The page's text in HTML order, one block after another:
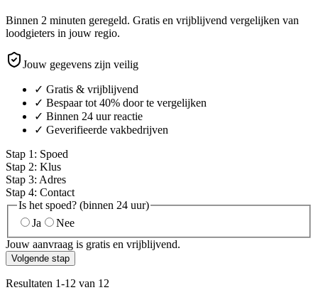
Binnen 2 minuten geregeld. Gratis en vrijblijvend vergelijken van
loodgieters in jouw regio.
Jouw gegevens zijn veilig
✓ Gratis & vrijblijvend
✓ Bespaar tot 40% door te vergelijken
✓ Binnen 24 uur reactie
✓ Geverifieerde vakbedrijven
Stap 1 : Spoed
Stap 2: Klus
Stap 3: Adres
Stap 4: Contact
Is het spoed? (binnen 24 uur)
Ja
Nee
Jouw aanvraag is gratis en vrijblijvend.
Volgende stap
Resultaten 1-12 van 12